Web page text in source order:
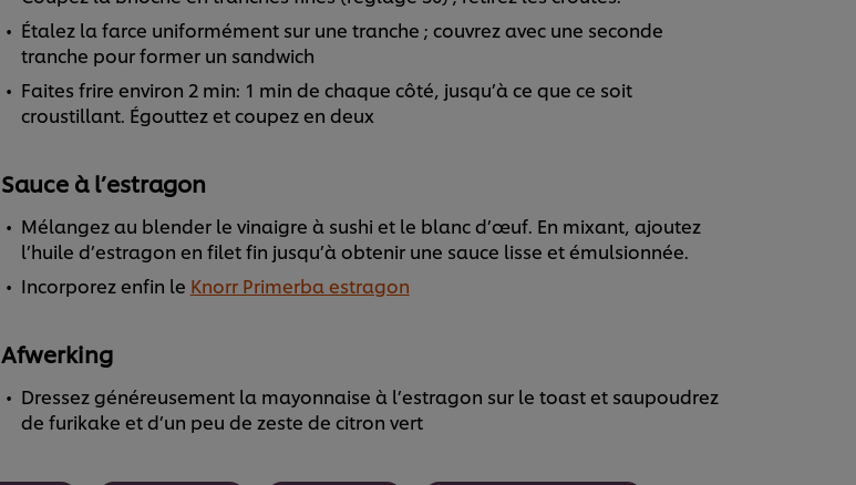
Étalez la farce uniformément sur une tranche ; couvrez avec une seconde
tranche pour former un sandwich
Faites frire environ 2 min: 1 min de chaque côté, jusqu’à ce que ce soit
croustillant. Égouttez et coupez en deux
Sauce à l’estragon
Mélangez au blender le vinaigre à sushi et le blanc d’œuf. En mixant, ajoutez
l’huile d’estragon en filet fin jusqu’à obtenir une sauce lisse et émulsionnée.
Incorporez enfin le Knorr Primerba estragon
Afwerking
Dressez généreusement la mayonnaise à l’estragon sur le toast et saupoudrez
de furikake et d’un peu de zeste de citron vert